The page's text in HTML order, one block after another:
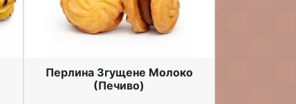
Перлина Згущене Молоко
(Печиво)